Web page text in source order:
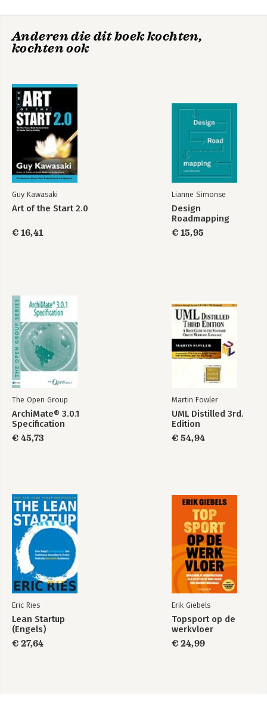
De Lean startup Incorruptible
The Lean Startup Lean Analytics
6. Test
7. Measure
Part 3: Acceleratie
9. Batch
10. Grow
11. Adapt
12. Innovate
13. Epilogue: Waste Not
14. Join the Movement
Endnotes
Disclosures
Acknowledgements
Anderen die dit boek kochten,
kochten ook
Guy Kawasaki
Art of the Start 2.0
€ 16,41
Lianne Simonse
Design
Roadmapping
€ 15,95
The Open Group
ArchiMate® 3.0.1
Specification
€ 45,73
Martin Fowler
UML Distilled 3rd.
Edition
€ 54,94
Eric Ries
Lean Startup
(Engels)
€ 27,64
Erik Giebels
Topsport op de
werkvloer
€ 24,99